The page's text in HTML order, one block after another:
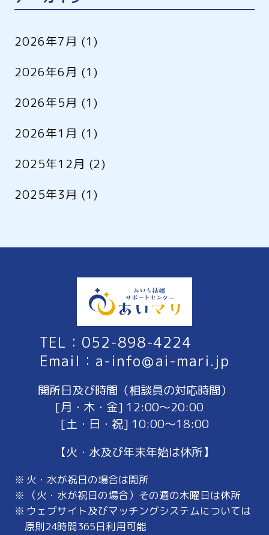
2026年7月 (1)
2026年6月 (1)
2026年5月 (1)
2026年1月 (1)
2025年12月 (2)
2025年3月 (1)
TEL：052-898-4224
Email：a-info＠ai-mari.jp
開所日及び時間（相談員の対応時間）
[月・木・金] 12:00～20:00
[土・日・祝] 10:00～18:00
【火・水及び年末年始は休所】
火・水が祝日の場合は開所
（火・水が祝日の場合）その週の木曜日は休所
ウェブサイト及びマッチングシステムについては
原則24時間365日利用可能